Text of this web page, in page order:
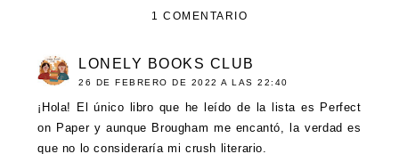
1 COMENTARIO
LONELY BOOKS CLUB
26 DE FEBRERO DE 2022 A LAS 22:40
¡Hola! El único libro que he leído de la lista es Perfect
on Paper y aunque Brougham me encantó, la verdad es
que no lo consideraría mi crush literario.